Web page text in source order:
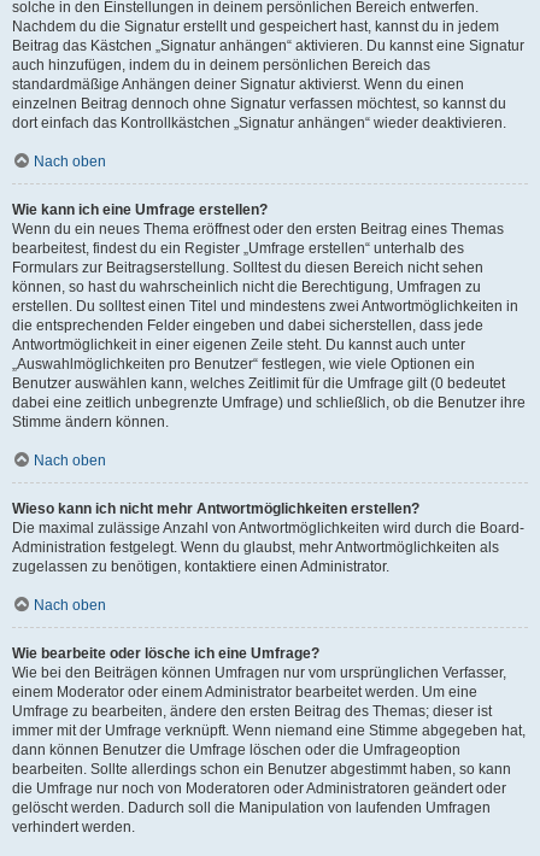
solche in den Einstellungen in deinem persönlichen Bereich entwerfen.
Nachdem du die Signatur erstellt und gespeichert hast, kannst du in jedem
Beitrag das Kästchen „Signatur anhängen“ aktivieren. Du kannst eine Signatur
auch hinzufügen, indem du in deinem persönlichen Bereich das
standardmäßige Anhängen deiner Signatur aktivierst. Wenn du einen
einzelnen Beitrag dennoch ohne Signatur verfassen möchtest, so kannst du
dort einfach das Kontrollkästchen „Signatur anhängen“ wieder deaktivieren.
Nach oben
Wie kann ich eine Umfrage erstellen?
Wenn du ein neues Thema eröffnest oder den ersten Beitrag eines Themas
bearbeitest, findest du ein Register „Umfrage erstellen“ unterhalb des
Formulars zur Beitragserstellung. Solltest du diesen Bereich nicht sehen
können, so hast du wahrscheinlich nicht die Berechtigung, Umfragen zu
erstellen. Du solltest einen Titel und mindestens zwei Antwortmöglichkeiten in
die entsprechenden Felder eingeben und dabei sicherstellen, dass jede
Antwortmöglichkeit in einer eigenen Zeile steht. Du kannst auch unter
„Auswahlmöglichkeiten pro Benutzer“ festlegen, wie viele Optionen ein
Benutzer auswählen kann, welches Zeitlimit für die Umfrage gilt (0 bedeutet
dabei eine zeitlich unbegrenzte Umfrage) und schließlich, ob die Benutzer ihre
Stimme ändern können.
Nach oben
Wieso kann ich nicht mehr Antwortmöglichkeiten erstellen?
Die maximal zulässige Anzahl von Antwortmöglichkeiten wird durch die Board-
Administration festgelegt. Wenn du glaubst, mehr Antwortmöglichkeiten als
zugelassen zu benötigen, kontaktiere einen Administrator.
Nach oben
Wie bearbeite oder lösche ich eine Umfrage?
Wie bei den Beiträgen können Umfragen nur vom ursprünglichen Verfasser,
einem Moderator oder einem Administrator bearbeitet werden. Um eine
Umfrage zu bearbeiten, ändere den ersten Beitrag des Themas; dieser ist
immer mit der Umfrage verknüpft. Wenn niemand eine Stimme abgegeben hat,
dann können Benutzer die Umfrage löschen oder die Umfrageoption
bearbeiten. Sollte allerdings schon ein Benutzer abgestimmt haben, so kann
die Umfrage nur noch von Moderatoren oder Administratoren geändert oder
gelöscht werden. Dadurch soll die Manipulation von laufenden Umfragen
verhindert werden.